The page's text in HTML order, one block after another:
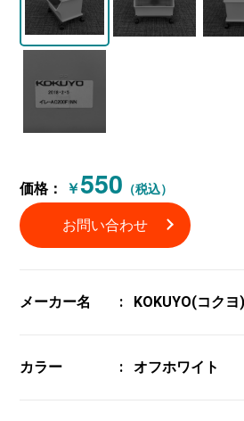
価格： ￥550 （税込）
お問い合わせ
メーカー名 KOKUYO(コクヨ)
カラー オフホワイト